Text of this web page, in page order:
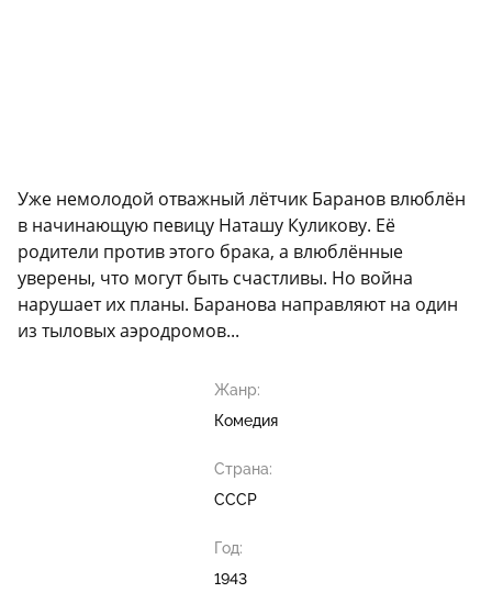
Уже немолодой отважный лётчик Баранов влюблён
в начинающую певицу Наташу Куликову. Её
родители против этого брака, а влюблённые
уверены, что могут быть счастливы. Но война
нарушает их планы. Баранова направляют на один
из тыловых аэродромов...
Жанр:
Комедия
Страна:
СССР
Год:
1943